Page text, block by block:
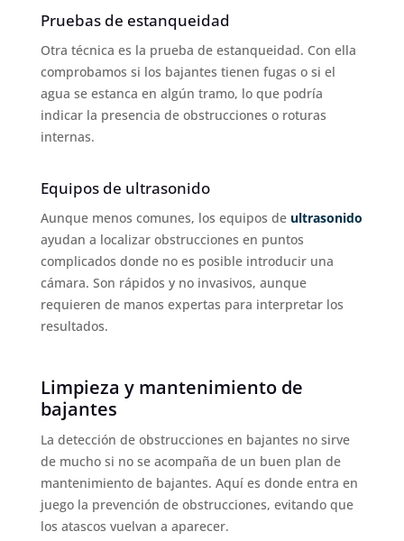
Pruebas de estanqueidad
Otra técnica es la prueba de estanqueidad. Con ella
comprobamos si los bajantes tienen fugas o si el
agua se estanca en algún tramo, lo que podría
indicar la presencia de obstrucciones o roturas
internas.
Equipos de ultrasonido
Aunque menos comunes, los equipos de ultrasonido
ayudan a localizar obstrucciones en puntos
complicados donde no es posible introducir una
cámara. Son rápidos y no invasivos, aunque
requieren de manos expertas para interpretar los
resultados.
Limpieza y mantenimiento de
bajantes
La detección de obstrucciones en bajantes no sirve
de mucho si no se acompaña de un buen plan de
mantenimiento de bajantes. Aquí es donde entra en
juego la prevención de obstrucciones, evitando que
los atascos vuelvan a aparecer.